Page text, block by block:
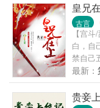
以贱籍
有，正
能抽打
字#
皇兄
古言
【宫
白，自
禁自己
尘不染
人。
报恩，
最新：
贵妾